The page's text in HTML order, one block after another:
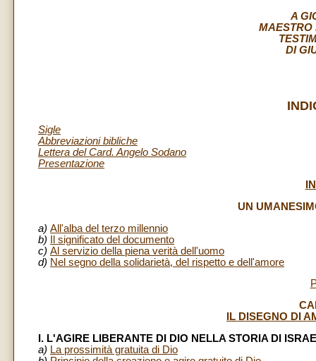
A
MAESTRO
DI
Sigle
Abbreviazioni bibliche
Lettera del Card. Angelo Sodano
Presentazione
UN
a) All'alba del terzo millennio
b) Il significato del documento
c) Al servizio della piena verità dell'uomo
d) Nel segno della solidarietà, del rispetto e dell'amore
IL DISEGNO DI
I. L'AGIRE LIBERANTE DI DIO NELLA STORIA DI
a) La prossimità gratuita di Dio